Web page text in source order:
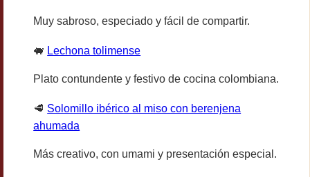
Muy sabroso, especiado y fácil de compartir.
🐖 Lechona tolimense
Plato contundente y festivo de cocina colombiana.
🥩 Solomillo ibérico al miso con berenjena
ahumada
Más creativo, con umami y presentación especial.